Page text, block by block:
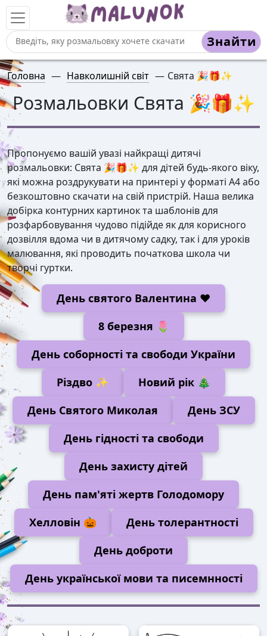
Знайти
Головна — Навколишній світ — Свята 🎉🎁✨
Розмальовки Свята 🎉🎁✨
Пропонуємо вашій увазі найкращі дитячі
розмальовки: Свята 🎉🎁✨ для дітей будь-якого віку,
які можна роздрукувати на принтері у форматі А4 або
безкоштовно скачати на свій пристрій. Наша велика
добірка контурних картинок та шаблонів для
розфарбовування чудово підійде як для корисного
дозвілля вдома чи в дитячому садку, так і для уроків
малювання, які проводить початкова школа чи
творчі гуртки.
День святого Валентина ❤️
8 березня 🌷
День соборності та свободи України
Різдво ✨
Новий рік 🎄
День Святого Миколая
День ЗСУ
День гідності та свободи
День захисту дітей
День пам'яті жертв Голодомору
Хелловін 🎃
День толерантності
День доброти
День української мови та писемнності